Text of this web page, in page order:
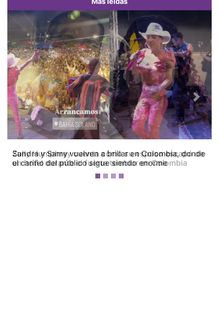
Zully Humphrey cuenta cómo su esposo escapó de
un hotel durante el fuerte temblor en Colombia
Previous Next